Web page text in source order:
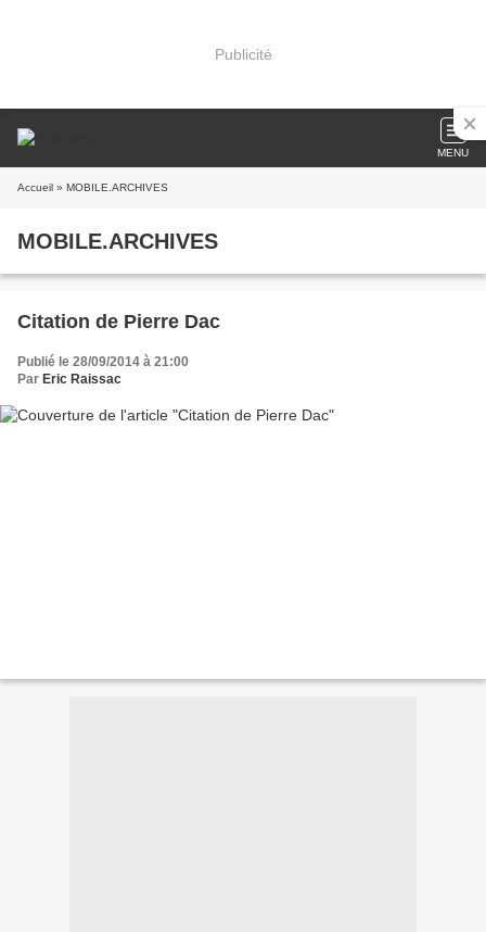
Publicité
MENU
Accueil » MOBILE.ARCHIVES
MOBILE.ARCHIVES
Citation de Pierre Dac
Publié le 28/09/2014 à 21:00
Par Eric Raissac